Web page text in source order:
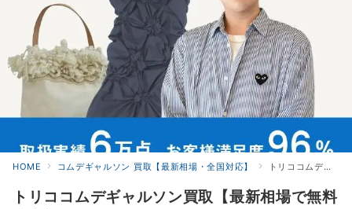
HOME コムデギャルソン 買取【最新相場・全国対応】 トリココムデギャルソンの高価買取
トリココムデギャルソン買取【最新相場で無料